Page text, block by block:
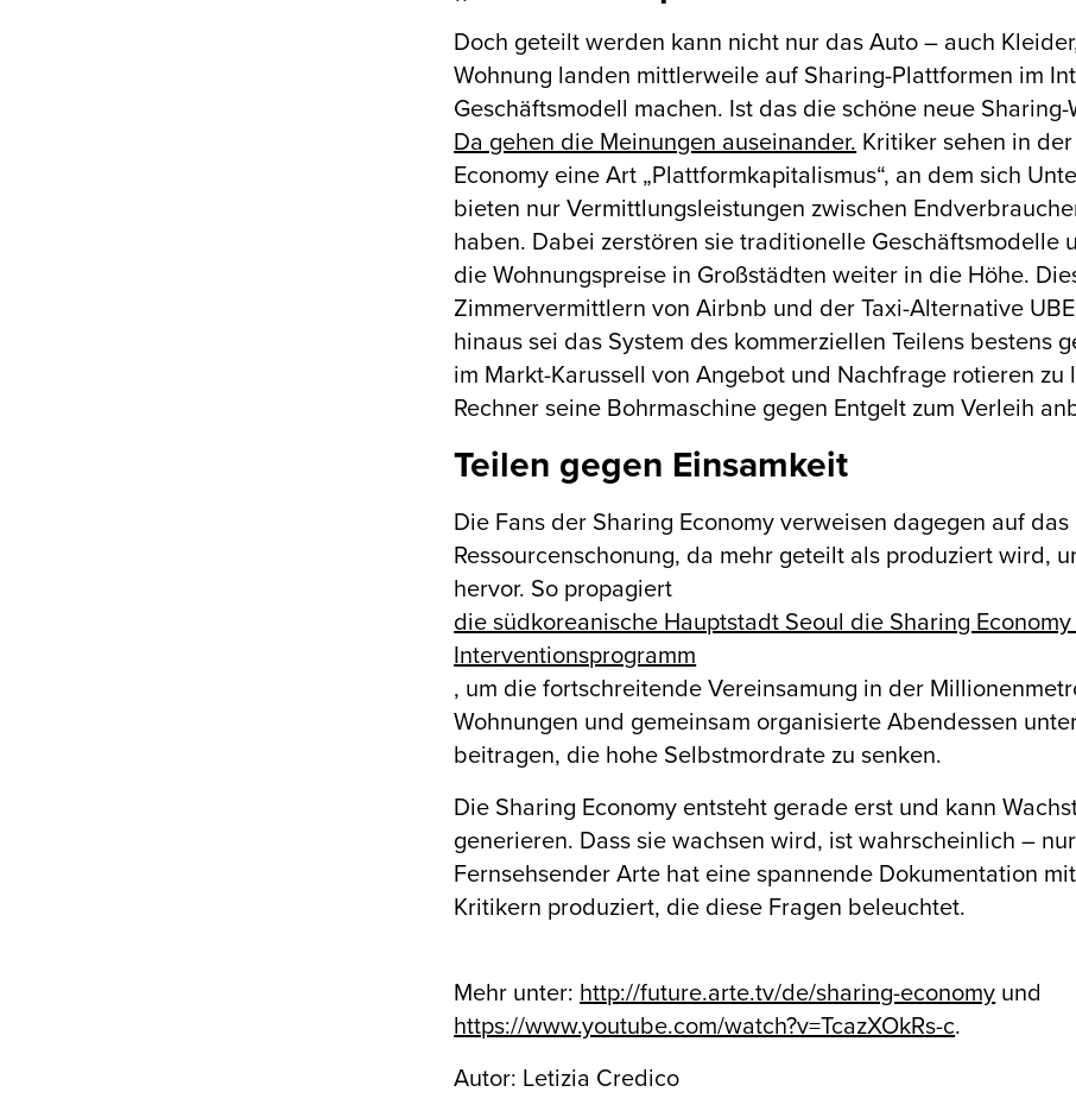
Doch geteilt werden kann nicht nur das Auto – auch
Wohnung landen mittlerweile auf Sharing-Plattformen im
Geschäftsmodell machen. Ist das die schöne neue Sharing-
Da gehen die Meinungen auseinander. Kritiker sehen in
Economy eine Art „Plattformkapitalismus“, an dem sich
bieten nur Vermittlungsleistungen zwischen
haben. Dabei zerstören sie traditionelle
die Wohnungspreise in Großstädten weiter in die Höhe.
Zimmervermittlern von Airbnb und der Taxi-Alternative
hinaus sei das System des kommerziellen Teilens bestens
im Markt-Karussell von Angebot und Nachfrage rotieren zu
Rechner seine Bohrmaschine gegen Entgelt zum Verleih
Teilen gegen Einsamkeit
Die Fans der Sharing Economy verweisen dagegen auf
Ressourcenschonung, da mehr geteilt als produziert wird,
hervor. So propagiert
die südkoreanische Hauptstadt Seoul die Sharing
Interventionsprogramm
, um die fortschreitende Vereinsamung in der
Wohnungen und gemeinsam organisierte Abendessen
beitragen, die hohe Selbstmordrate zu senken.
Die Sharing Economy entsteht gerade erst und kann
generieren. Dass sie wachsen wird, ist wahrscheinlich –
Fernsehsender Arte hat eine spannende Dokumentation
Kritikern produziert, die diese Fragen beleuchtet.
Mehr unter: http://future.arte.tv/de/sharing-economy und
https://www.youtube.com/watch?v=TcazXOkRs-c.
Autor: Letizia Credico